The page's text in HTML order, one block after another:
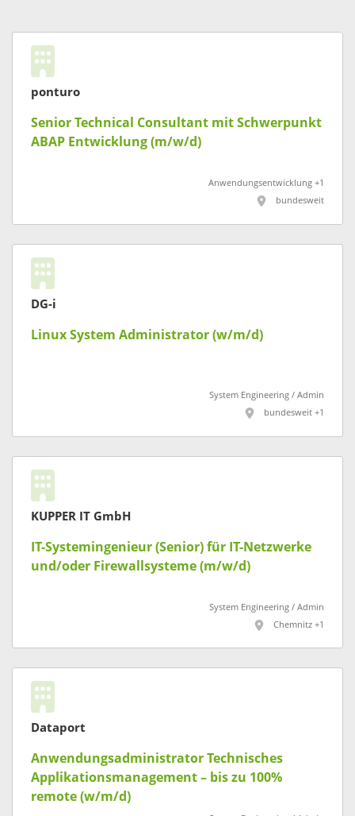
ponturo
Senior Technical Consultant mit Schwerpunkt
ABAP Entwicklung (m/w/d)
Anwendungsentwicklung +1
bundesweit
DG-i
Linux System Administrator (w/m/d)
System Engineering / Admin
bundesweit +1
KUPPER IT GmbH
IT-Systemingenieur (Senior) für IT-Netzwerke
und/oder Firewallsysteme (m/w/d)
System Engineering / Admin
Chemnitz +1
Dataport
Anwendungsadministrator Technisches
Applikationsmanagement – bis zu 100%
remote (w/m/d)